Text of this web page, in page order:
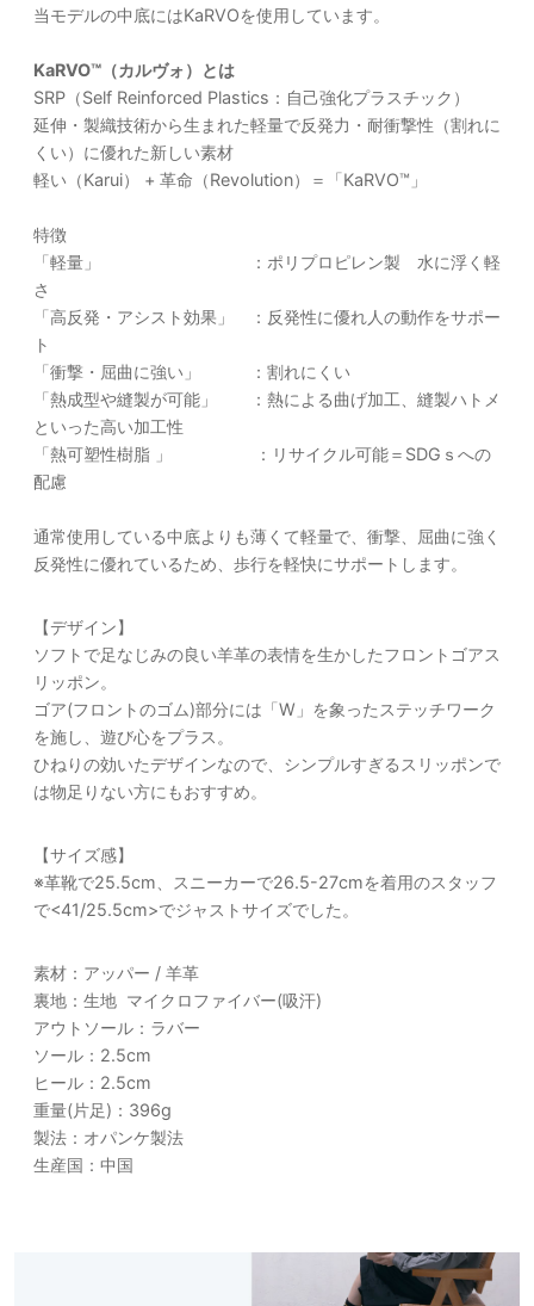
当モデルの中底にはKaRVOを使用しています。
KaRVO™（カルヴォ）とは
SRP（Self Reinforced Plastics：自己強化プラスチック）
延伸・製織技術から生まれた軽量で反発力・耐衝撃性（割れに
くい）に優れた新しい素材
軽い（Karui） + 革命（Revolution）＝「KaRVO™」
特徴
「軽量」 ：ポリプロピレン製 水に浮く軽
さ
「高反発・アシスト効果」 ：反発性に優れ人の動作をサポー
ト
「衝撃・屈曲に強い」 ：割れにくい
「熱成型や縫製が可能」 ：熱による曲げ加工、縫製ハトメ
といった高い加工性
「熱可塑性樹脂 」 ：リサイクル可能＝SDGｓへの
配慮
通常使用している中底よりも薄くて軽量で、衝撃、屈曲に強く
反発性に優れているため、歩行を軽快にサポートします。
【デザイン】
ソフトで足なじみの良い羊革の表情を生かしたフロントゴアス
リッポン。
ゴア(フロントのゴム)部分には「W」を象ったステッチワーク
を施し、遊び心をプラス。
ひねりの効いたデザインなので、シンプルすぎるスリッポンで
は物足りない方にもおすすめ。
【サイズ感】
※革靴で25.5cm、スニーカーで26.5-27cmを着用のスタッフ
で<41/25.5cm>でジャストサイズでした。
素材：アッパー / 羊革
裏地：生地 マイクロファイバー(吸汗)
アウトソール：ラバー
ソール：2.5cm
ヒール：2.5cm
重量(片足)：396g
製法：オパンケ製法
生産国：中国